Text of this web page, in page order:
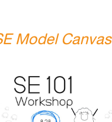
Model Canvas